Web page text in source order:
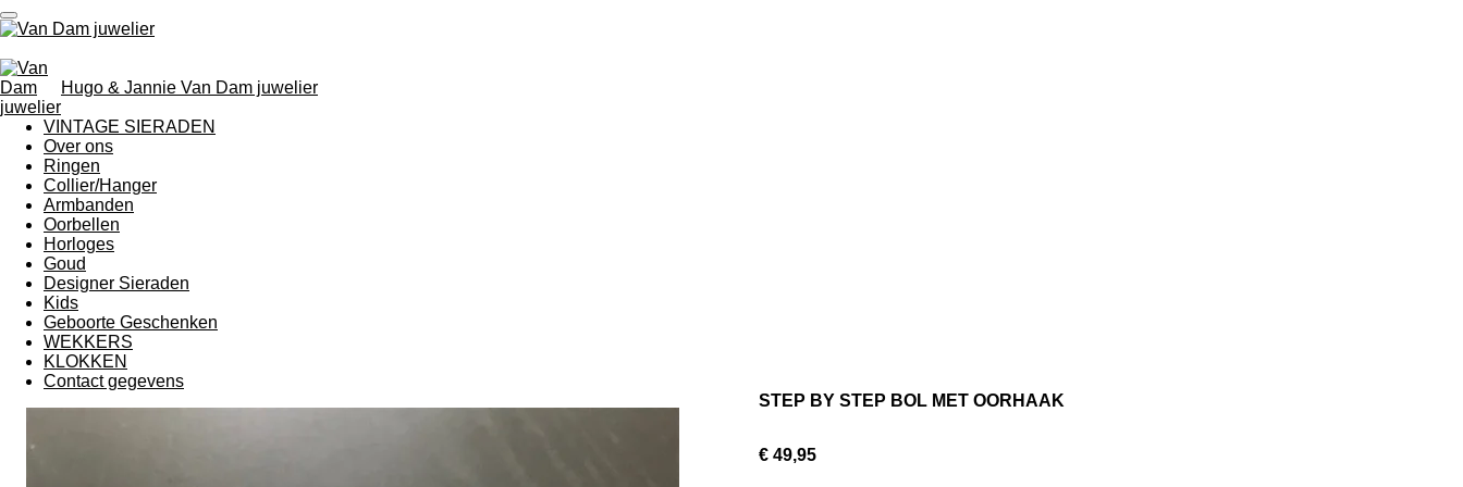
Ga
direct
naar
de
hoofdinhoud
Hugo & Jannie Van Dam juwelier
VINTAGE SIERADEN
Over ons
Ringen
Collier/Hanger
Armbanden
Oorbellen
Horloges
Goud
Designer Sieraden
Kids
Geboorte Geschenken
WEKKERS
KLOKKEN
Contact gegevens
STEP BY STEP BOL MET OORHAAK
€ 49,95